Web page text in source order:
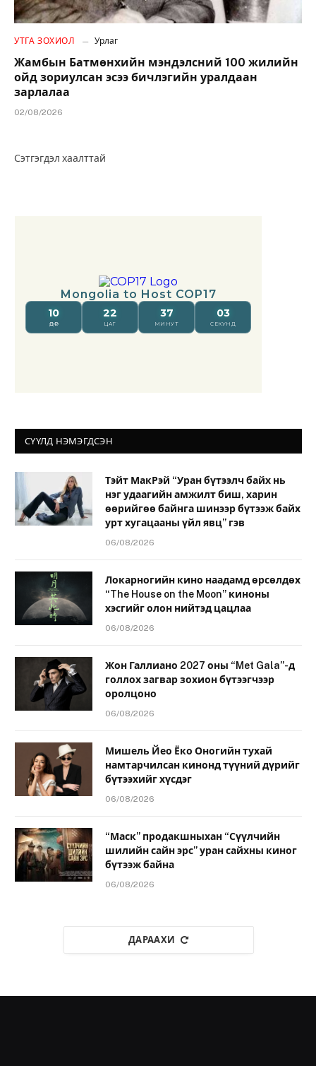
УТГА ЗОХИОЛ Урлаг
Жамбын Батмөнхийн мэндэлсний 100 жилийн
ойд зориулсан эсээ бичлэгийн уралдаан
зарлалаа
02/08/2026
Сэтгэгдэл хаалттай
СҮҮЛД НЭМЭГДСЭН
Тэйт МакРэй “Уран бүтээлч байх нь
нэг удаагийн амжилт биш, харин
өөрийгөө байнга шинээр бүтээж байх
урт хугацааны үйл явц” гэв
06/08/2026
Локарногийн кино наадамд өрсөлдөх
“The House on the Moon” киноны
хэсгийг олон нийтэд цацлаа
06/08/2026
Жон Галлиано 2027 оны “Met Gala”-д
голлох загвар зохион бүтээгчээр
оролцоно
06/08/2026
Мишель Йео Ёко Оногийн тухай
намтарчилсан кинонд түүний дүрийг
бүтээхийг хүсдэг
06/08/2026
“Маск” продакшныхан “Сүүлчийн
шилийн сайн эрс” уран сайхны киног
бүтээж байна
06/08/2026
ДАРААХИ